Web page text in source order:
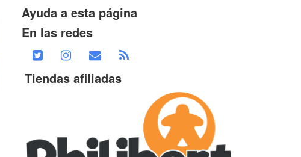
Ayuda a esta página
En las redes
Tiendas afiliadas